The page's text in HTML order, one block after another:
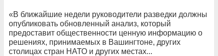
«В ближайшие недели руководители разведки должны
опубликовать обновленный анализ, который
предоставит общественности ценную информацию о
решениях, принимаемых в Вашингтоне, других
столицах стран НАТО и других местах...